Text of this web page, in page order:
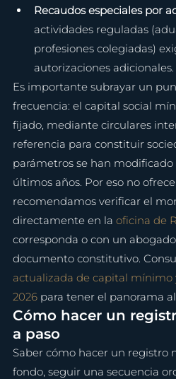
Recaudos especiales por
actividades reguladas
profesiones colegiadas)
autorizaciones adicionales.
Es importante subrayar un
frecuencia: el capital social
fijado, mediante circulares
referencia para constituir
parámetros se han modificado
últimos años. Por eso no
recomendamos verificar el
directamente en la oficina de
corresponda o con un
documento constitutivo.
actualizada de capital mínimo
2026 para tener el panorama
Cómo hacer un
a paso
Saber cómo hacer un registro
fondo, seguir una secuencia